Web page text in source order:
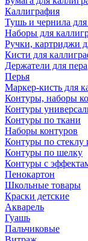
Каллиграфия
Тушь и чернила
Наборы для
Ручки, картриджи
Кисти для
Держатели для пера
Перья
Маркер-кисть для
Контуры, наборы
Контуры
Контуры по ткани
Наборы контуров
Контуры по стеклу
Контуры по шелку
Контуры с
Пенокартон
Школьные товары
Краски детские
Акварель
Гуашь
Пальчиковые